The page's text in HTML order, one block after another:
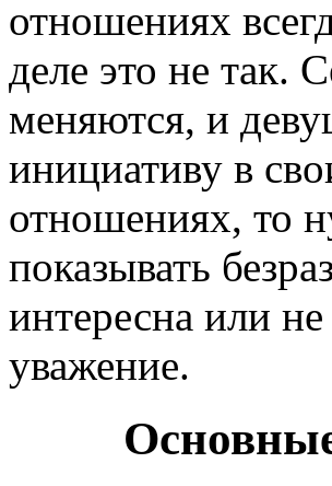
отношениях
деле это не так.
меняются, и
инициативу в
отношениях, то
показывать
интересна или
уважение.